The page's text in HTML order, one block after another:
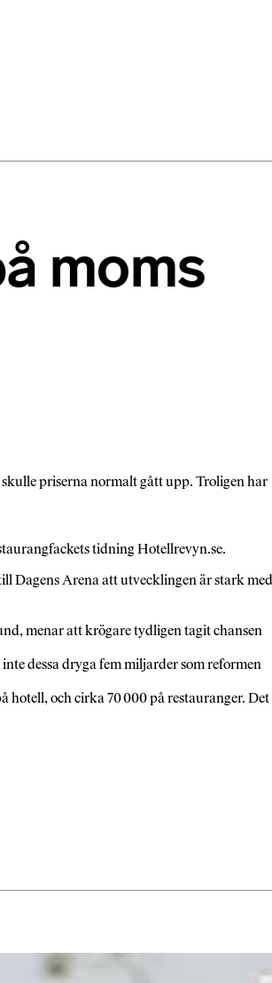
moms
priserna normalt gått upp. Troligen har
tidning Hotellrevyn.se.
Dagens Arena att utvecklingen är stark med
menar att krögare tydligen tagit chansen
dessa dryga fem miljarder som reformen
och cirka 70 000 på restauranger. Det